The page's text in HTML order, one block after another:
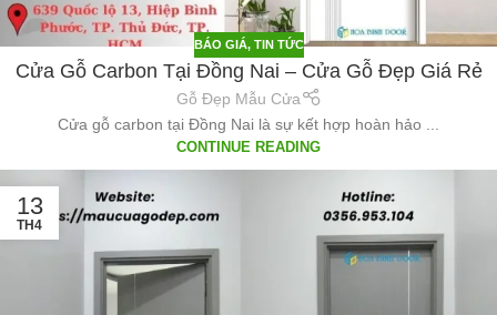
BÁO GIÁ, TIN TỨC
Cửa Gỗ Carbon Tại Đồng Nai – Cửa Gỗ Đẹp Giá Rẻ
Gỗ Đẹp Mẫu Cửa
Cửa gỗ carbon tại Đồng Nai là sự kết hợp hoàn hảo ...
CONTINUE READING
13
TH4